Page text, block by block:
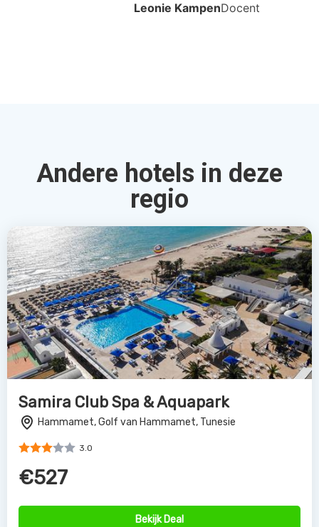
Leonie KampenDocent
Andere hotels in deze
regio
Samira Club Spa & Aquapark
Hammamet, Golf van Hammamet, Tunesie
3.0
€527
Bekijk Deal